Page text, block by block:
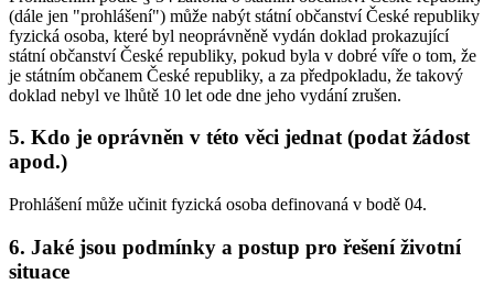
(dále jen "prohlášení") může nabýt státní občanství České republiky
fyzická osoba, které byl neoprávněně vydán doklad prokazující
státní občanství České republiky, pokud byla v dobré víře o tom, že
je státním občanem České republiky, a za předpokladu, že takový
doklad nebyl ve lhůtě 10 let ode dne jeho vydání zrušen.
5. Kdo je oprávněn v této věci jednat (podat žádost
apod.)
Prohlášení může učinit fyzická osoba definovaná v bodě 04.
6. Jaké jsou podmínky a postup pro řešení životní
situace